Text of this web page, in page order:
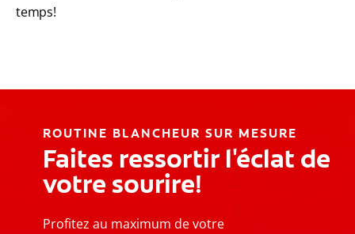
temps!
ROUTINE BLANCHEUR SUR MESURE
Faites ressortir l'éclat de
votre sourire!
Profitez au maximum de votre